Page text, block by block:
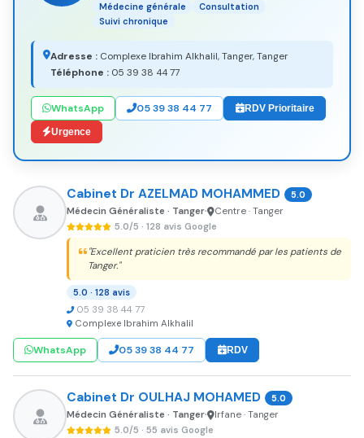
Médecine générale
Consultation
Suivi chronique
Adresse : Complexe Ibrahim Alkhalil, Tanger, Tanger
Téléphone : 05 39 38 44 77
WhatsApp 05 39 38 44 77 RDV Prioritaire
Urgence
Cabinet Dr AZELMAD MOHAMMED 5.0
Médecin Généraliste · Tanger•
Centre · Tanger
5.0/5 · 128 avis Google
"Excellent praticien très recommandé par les patients de
Tanger."
5.0 · 128 avis
05 39 38 44 77
Complexe Ibrahim Alkhalil
WhatsApp 05 39 38 44 77 RDV
Cabinet Dr OULHAJ MOHAMED 5.0
Médecin Généraliste · Tanger•
Irfane · Tanger
5.0/5 · 55 avis Google